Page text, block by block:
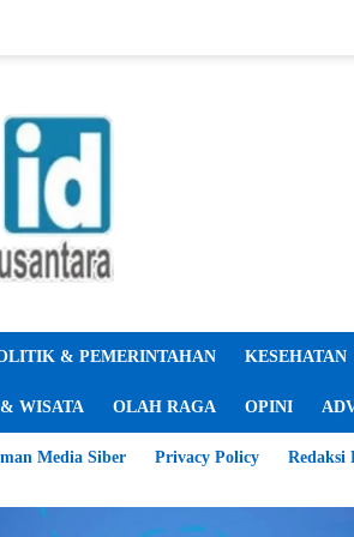
& PEMERINTAHAN KESEHATAN
WISATA OLAH RAGA OPINI
Media Siber Privacy Policy Redaksi